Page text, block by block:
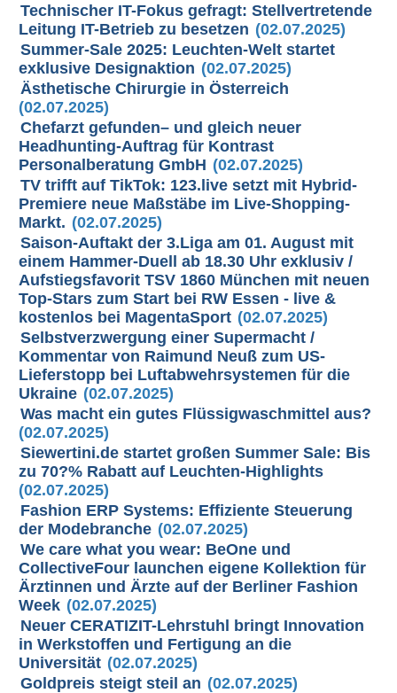
Technischer IT-Fokus gefragt: Stellvertretende
Leitung IT-Betrieb zu besetzen (02.07.2025)
Summer-Sale 2025: Leuchten-Welt startet
exklusive Designaktion (02.07.2025)
Ästhetische Chirurgie in Österreich
(02.07.2025)
Chefarzt gefunden– und gleich neuer
Headhunting-Auftrag für Kontrast
Personalberatung GmbH (02.07.2025)
TV trifft auf TikTok: 123.live setzt mit Hybrid-
Premiere neue Maßstäbe im Live-Shopping-
Markt. (02.07.2025)
Saison-Auftakt der 3.Liga am 01. August mit
einem Hammer-Duell ab 18.30 Uhr exklusiv /
Aufstiegsfavorit TSV 1860 München mit neuen
Top-Stars zum Start bei RW Essen - live &
kostenlos bei MagentaSport (02.07.2025)
Selbstverzwergung einer Supermacht /
Kommentar von Raimund Neuß zum US-
Lieferstopp bei Luftabwehrsystemen für die
Ukraine (02.07.2025)
Was macht ein gutes Flüssigwaschmittel aus?
(02.07.2025)
Siewertini.de startet großen Summer Sale: Bis
zu 70?% Rabatt auf Leuchten-Highlights
(02.07.2025)
Fashion ERP Systems: Effiziente Steuerung
der Modebranche (02.07.2025)
We care what you wear: BeOne und
CollectiveFour launchen eigene Kollektion für
Ärztinnen und Ärzte auf der Berliner Fashion
Week (02.07.2025)
Neuer CERATIZIT-Lehrstuhl bringt Innovation
in Werkstoffen und Fertigung an die
Universität (02.07.2025)
Goldpreis steigt steil an (02.07.2025)